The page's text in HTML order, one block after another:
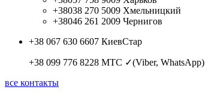
+38038 270 5009 Хмельницкий
+38046 261 2009 Чернигов
+38 067 630 6607 КиевСтар
+38 099 776 8228 МТС ✓(Viber, WhatsApp)
все контакты